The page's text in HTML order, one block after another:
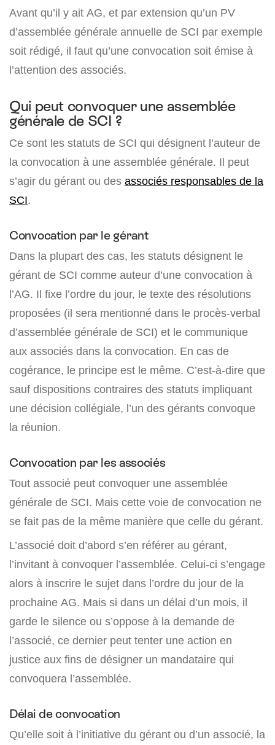
Avant qu’il y ait AG, et par extension qu’un PV
d’assemblée générale annuelle de SCI par exemple
soit rédigé, il faut qu’une convocation soit émise à
l’attention des associés.
Qui peut convoquer une assemblée
générale de SCI ?
Ce sont les statuts de SCI qui désignent l’auteur de
la convocation à une assemblée générale. Il peut
s’agir du gérant ou des associés responsables de la
SCI.
Convocation par le gérant
Dans la plupart des cas, les statuts désignent le
gérant de SCI comme auteur d’une convocation à
l’AG. Il fixe l’ordre du jour, le texte des résolutions
proposées (il sera mentionné dans le procès-verbal
d’assemblée générale de SCI) et le communique
aux associés dans la convocation. En cas de
cogérance, le principe est le même. C’est-à-dire que
sauf dispositions contraires des statuts impliquant
une décision collégiale, l’un des gérants convoque
la réunion.
Convocation par les associés
Tout associé peut convoquer une assemblée
générale de SCI. Mais cette voie de convocation ne
se fait pas de la même manière que celle du gérant.
L’associé doit d’abord s’en référer au gérant,
l’invitant à convoquer l’assemblée. Celui-ci s’engage
alors à inscrire le sujet dans l’ordre du jour de la
prochaine AG. Mais si dans un délai d’un mois, il
garde le silence ou s’oppose à la demande de
l’associé, ce dernier peut tenter une action en
justice aux fins de désigner un mandataire qui
convoquera l’assemblée.
Délai de convocation
Qu’elle soit à l’initiative du gérant ou d’un associé, la